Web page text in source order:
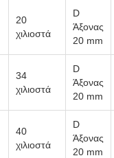
20
χιλιοστά
D
Άξονας
20 mm
34
χιλιοστά
D
Άξονας
20 mm
40
χιλιοστά
D
Άξονας
20 mm